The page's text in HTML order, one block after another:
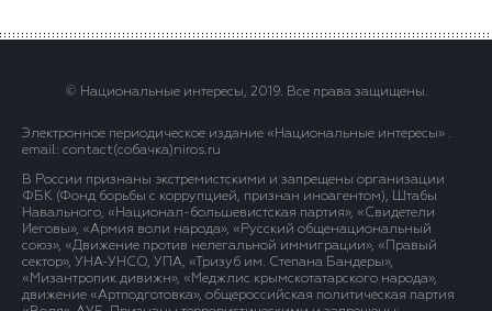
© Национальные интересы, 2019. Все права защищены.
Электронное периодическое издание «Национальные интересы» .
email: contact(сoбaчка)niros.ru
В России признаны экстремистскими и запрещены организации
ФБК (Фонд борьбы с коррупцией, признан иноагентом), Штабы
Навального, «Национал-большевистская партия», «Свидетели
Иеговы», «Армия воли народа», «Русский общенациональный
союз», «Движение против нелегальной иммиграции», «Правый
сектор», УНА-УНСО, УПА, «Тризуб им. Степана Бандеры»,
«Мизантропик дивижн», «Меджлис крымскотатарского народа»,
движение «Артподготовка», общероссийская политическая партия